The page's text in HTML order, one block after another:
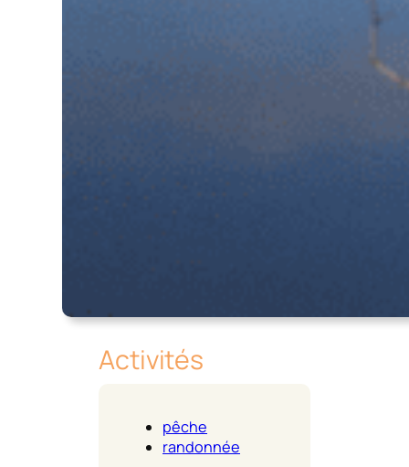
Activités
pêche
randonnée